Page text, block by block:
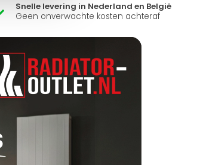
Snelle levering in Nederland en België
Geen onverwachte kosten achteraf